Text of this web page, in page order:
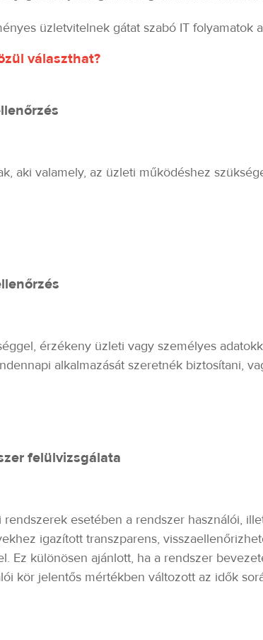
üzletvitelnek gátat szabó IT folyamatok
választhat?
aki valamely, az üzleti működéshez
érzékeny üzleti vagy személyes
alkalmazását szeretnék biztosítani,
felülvizsgálata
rendszerek esetében a rendszer használói,
igazított transzparens,
Ez különösen ajánlott, ha a rendszer
kör jelentős mértékben változott az idők